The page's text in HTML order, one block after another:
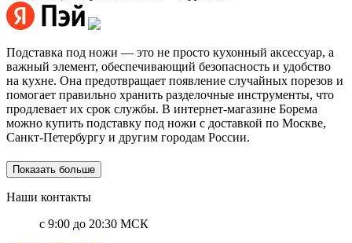
Подставка под ножи — это не просто кухонный аксессуар, а
важный элемент, обеспечивающий безопасность и удобство
на кухне. Она предотвращает появление случайных порезов и
помогает правильно хранить разделочные инструменты, что
продлевает их срок службы. В интернет-магазине Борема
можно купить подставку под ножи с доставкой по Москве,
Санкт-Петербургу и другим городам России.
Показать больше
Наши контакты
с 9:00 до 20:30 МСК